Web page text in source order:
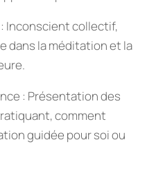
Inconscient collectif,
dans la méditation et la
: Présentation des
comment
guidée pour soi ou